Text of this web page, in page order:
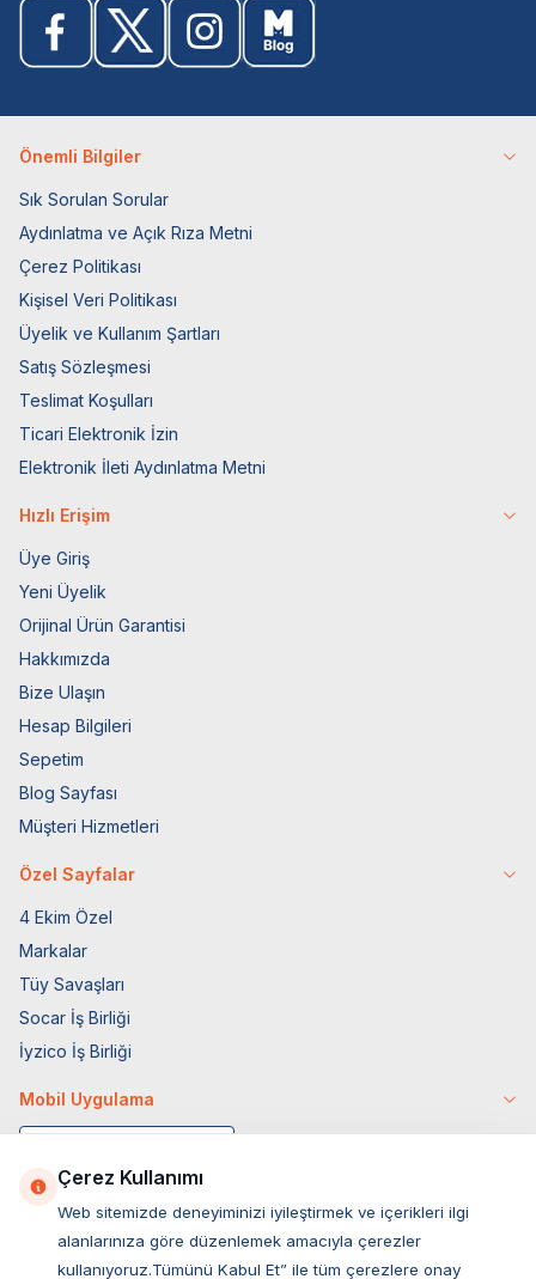
Önemli Bilgiler
Sık Sorulan Sorular
Aydınlatma ve Açık Rıza Metni
Çerez Politikası
Kişisel Veri Politikası
Üyelik ve Kullanım Şartları
Satış Sözleşmesi
Teslimat Koşulları
Ticari Elektronik İzin
Elektronik İleti Aydınlatma Metni
Hızlı Erişim
Üye Giriş
Yeni Üyelik
Orijinal Ürün Garantisi
Hakkımızda
Bize Ulaşın
Hesap Bilgileri
Sepetim
Blog Sayfası
Müşteri Hizmetleri
Özel Sayfalar
4 Ekim Özel
Markalar
Tüy Savaşları
Socar İş Birliği
İyzico İş Birliği
Mobil Uygulama
Çerez Kullanımı
Web sitemizde deneyiminizi iyileştirmek ve içerikleri ilgi
alanlarınıza göre düzenlemek amacıyla çerezler
kullanıyoruz.Tümünü Kabul Et” ile tüm çerezlere onay